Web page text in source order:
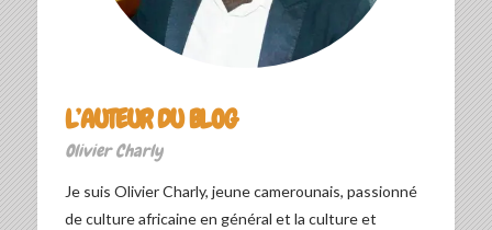
L’AUTEUR DU BLOG
Olivier Charly
Je suis Olivier Charly, jeune camerounais, passionné
de culture africaine en général et la culture et